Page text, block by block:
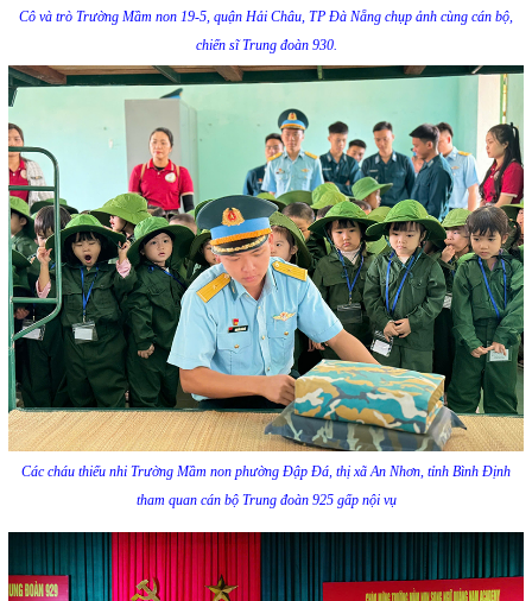
Cô và trò Trường Mầm non 19-5, quận Hải Châu, TP Đà Nẵng chụp ảnh cùng cán bộ,
chiến sĩ Trung đoàn 930.
Các cháu thiếu nhi Trường Mầm non phường Đập Đá, thị xã An Nhơn, tỉnh Bình Định
tham quan cán bộ Trung đoàn 925 gấp nội vụ